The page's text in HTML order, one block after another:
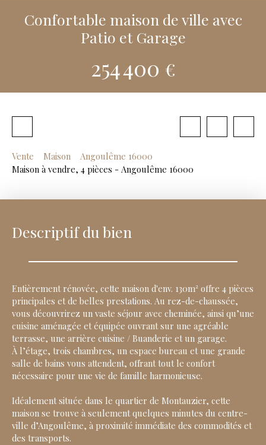
Confortable maison de ville avec
Patio et Garage
254 400 €
Vente Maison
Angoulême 16000
Maison à vendre, 4 pièces - Angoulême 16000
Descriptif du bien
Entièrement rénovée, cette maison d'env. 130m² offre 4 pièces
principales et de belles prestations. Au rez-de-chaussée,
vous découvrirez un vaste séjour avec cheminée, ainsi qu’une
cuisine aménagée et équipée ouvrant sur une agréable
terrasse, une arrière cuisine / Buanderie et un garage.
À l’étage, trois chambres, un espace bureau et une grande
salle de bains vous attendent, offrant tout le confort
nécessaire pour une vie de famille harmonieuse.
Idéalement située dans le quartier de Montauzier, cette
maison se trouve à seulement quelques minutes du centre-
ville d’Angoulême, à proximité immédiate des commodités et
des transports.